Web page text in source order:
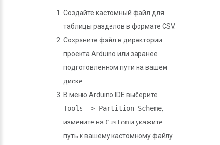
Создайте кастомный файл для
таблицы разделов в формате CSV.
Сохраните файл в директории
проекта Arduino или заранее
подготовленном пути на вашем
диске.
В меню Arduino IDE выберите
Tools -> Partition Scheme,
измените на Customи укажите
путь к вашему кастомному файлу